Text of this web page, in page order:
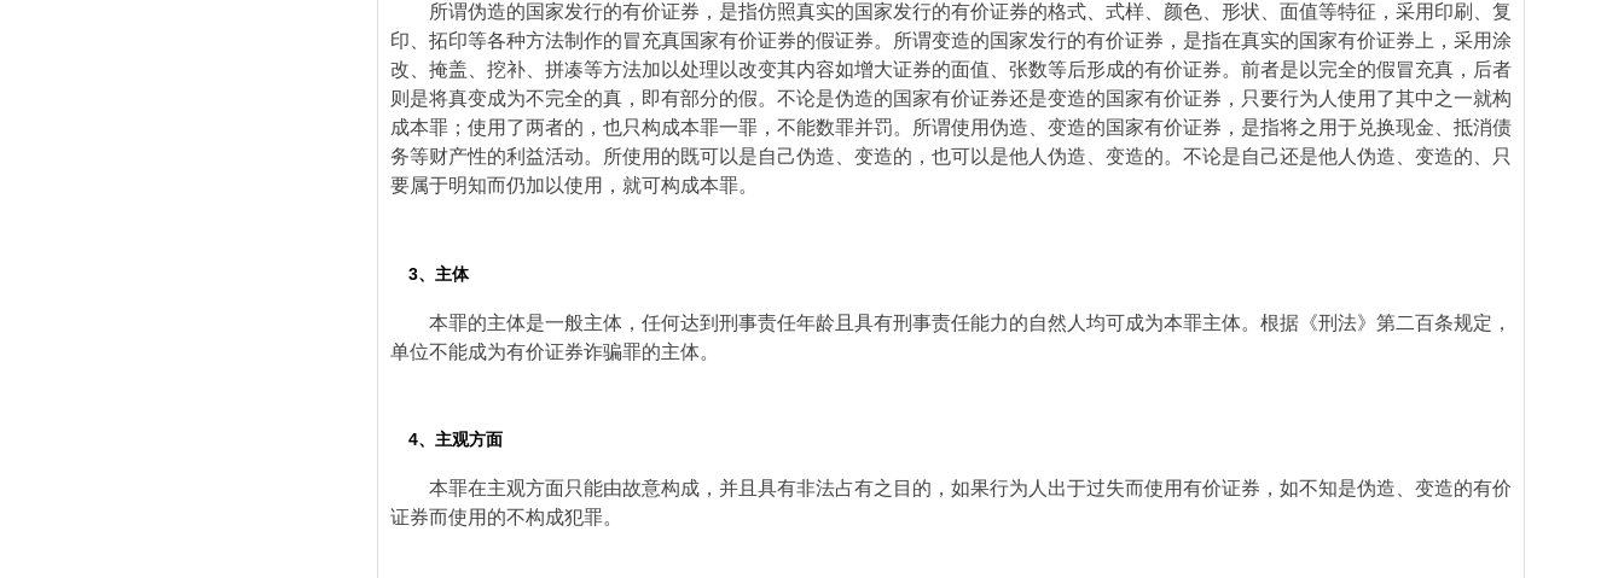
所谓伪造的国家发行的有价证券，是指仿照真实的国家发行的有价证券的格式、式样、颜色、形状、面值等特征，采用印刷、复
印、拓印等各种方法制作的冒充真国家有价证券的假证券。所谓变造的国家发行的有价证券，是指在真实的国家有价证券上，采用涂
改、掩盖、挖补、拼凑等方法加以处理以改变其内容如增大证券的面值、张数等后形成的有价证券。前者是以完全的假冒充真，后者
则是将真变成为不完全的真，即有部分的假。不论是伪造的国家有价证券还是变造的国家有价证券，只要行为人使用了其中之一就构
成本罪；使用了两者的，也只构成本罪一罪，不能数罪并罚。所谓使用伪造、变造的国家有价证券，是指将之用于兑换现金、抵消债
务等财产性的利益活动。所使用的既可以是自己伪造、变造的，也可以是他人伪造、变造的。不论是自己还是他人伪造、变造的、只
要属于明知而仍加以使用，就可构成本罪。
3、主体
本罪的主体是一般主体，任何达到刑事责任年龄且具有刑事责任能力的自然人均可成为本罪主体。根据《刑法》第二百条规定，
单位不能成为有价证券诈骗罪的主体。
4、主观方面
本罪在主观方面只能由故意构成，并且具有非法占有之目的，如果行为人出于过失而使用有价证券，如不知是伪造、变造的有价
证券而使用的不构成犯罪。